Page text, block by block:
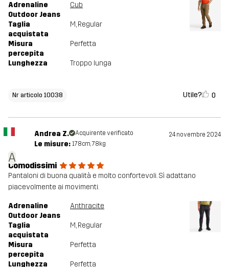
Adrenaline
Outdoor Jeans
Cub
Taglia
acquistata
M, Regular
Misura
percepita
Perfetta
Lunghezza Troppo lunga
Nr articolo 10038 Utile? 0
A
Andrea Z. Acquirente verificato 24 novembre 2024
Le misure: 178cm, 78kg
Comodissimi
Pantaloni di buona qualità e molto confortevoli. Sì adattano
piacevolmente ai movimenti.
Adrenaline
Outdoor Jeans
Anthracite
Taglia
acquistata
M, Regular
Misura
percepita
Perfetta
Lunghezza Perfetta